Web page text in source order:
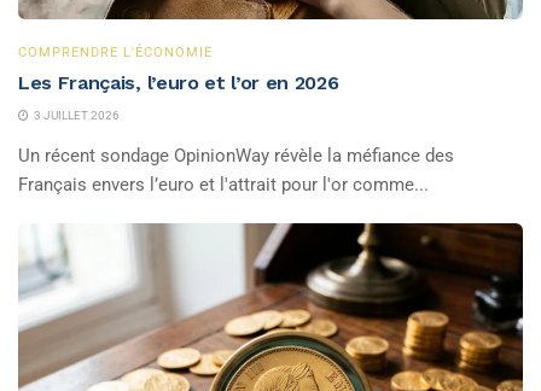
COMPRENDRE L'ÉCONOMIE
Les Français, l’euro et l’or en 2026
3 JUILLET 2026
Un récent sondage OpinionWay révèle la méfiance des
Français envers l’euro et l'attrait pour l'or comme...